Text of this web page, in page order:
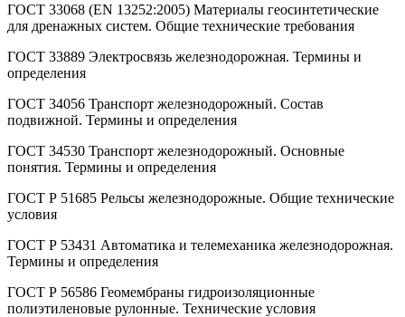
ГОСТ 33068 (EN 13252:2005) Материалы геосинтетические
для дренажных систем. Общие технические требования
ГОСТ 33889 Электросвязь железнодорожная. Термины и
определения
ГОСТ 34056 Транспорт железнодорожный. Состав
подвижной. Термины и определения
ГОСТ 34530 Транспорт железнодорожный. Основные
понятия. Термины и определения
ГОСТ Р 51685 Рельсы железнодорожные. Общие технические
условия
ГОСТ Р 53431 Автоматика и телемеханика железнодорожная.
Термины и определения
ГОСТ Р 56586 Геомембраны гидроизоляционные
полиэтиленовые рулонные. Технические условия